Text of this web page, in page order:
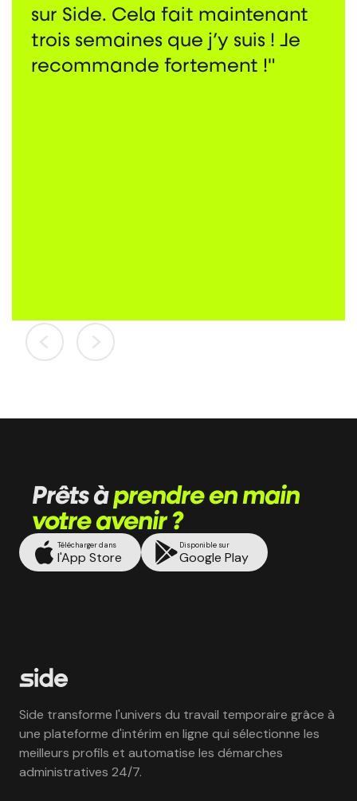
sur Side. Cela fait maintenant
trois semaines que j’y suis ! Je
recommande fortement !"
application aussi sympathique
avec autant de réactivité et de
professionnalisme. Bravo et
Slide 3 of 5.
Prêts àprendre en main
votre avenir ?
Télécharger dans
l'App Store
Disponible sur
Google Play
Side transforme l'univers du travail temporaire grâce à
une plateforme d'intérim en ligne qui sélectionne les
meilleurs profils et automatise les démarches
administratives 24/7.